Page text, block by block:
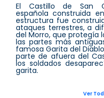
El Castillo de San
española construida
estructura fue
ataques terrestres, a
del Morro, que protegía
las partes más
famosa Garita del
parte de afuera del
los soldados
garita.
Ver